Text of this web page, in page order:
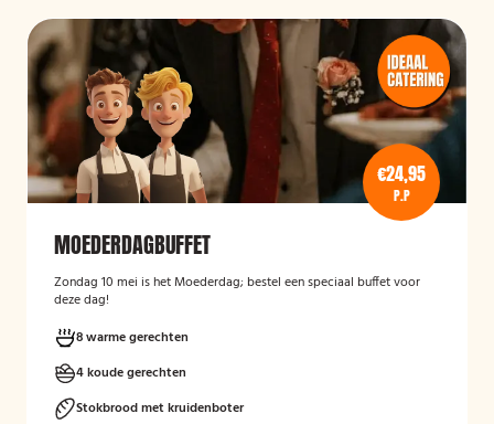
€24,95
P.P
MOEDERDAGBUFFET
Zondag 10 mei is het Moederdag; bestel een speciaal buffet voor
deze dag!
8 warme gerechten
4 koude gerechten
Stokbrood met kruidenboter